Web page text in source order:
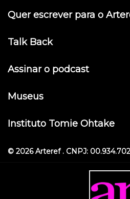
Quer escrever para o
Talk Back
Assinar o podcast
Museus
Instituto Tomie Ohtake
© 2026 Arteref . CNPJ: